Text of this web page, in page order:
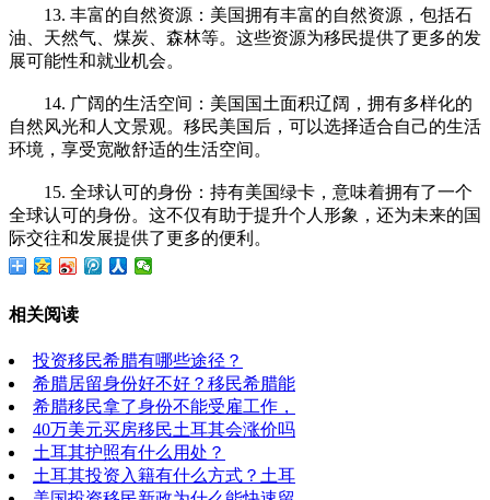
13. 丰富的自然资源：美国拥有丰富的自然资源，包括石
油、天然气、煤炭、森林等。这些资源为移民提供了更多的发
展可能性和就业机会。
14. 广阔的生活空间：美国国土面积辽阔，拥有多样化的
自然风光和人文景观。移民美国后，可以选择适合自己的生活
环境，享受宽敞舒适的生活空间。
15. 全球认可的身份：持有美国绿卡，意味着拥有了一个
全球认可的身份。这不仅有助于提升个人形象，还为未来的国
际交往和发展提供了更多的便利。
相关阅读
投资移民希腊有哪些途径？
希腊居留身份好不好？移民希腊能
希腊移民拿了身份不能受雇工作，
40万美元买房移民土耳其会涨价吗
土耳其护照有什么用处？
土耳其投资入籍有什么方式？土耳